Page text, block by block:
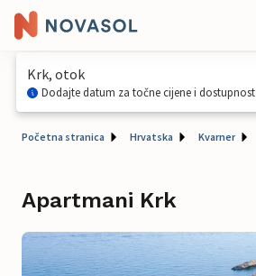
Krk, otok
Dodajte datum za točne cijene i dostupnost
Početna stranica Hrvatska Kvarner
Apartmani Krk